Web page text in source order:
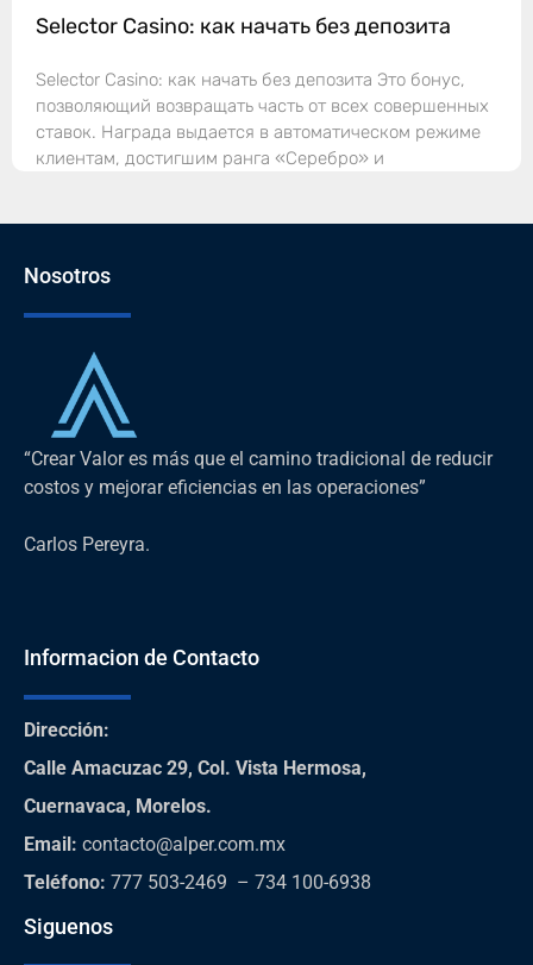
Selector Casino: как начать без депозита
Selector Casino: как начать без депозита Это бонус,
позволяющий возвращать часть от всех совершенных
ставок. Награда выдается в автоматическом режиме
клиентам, достигшим ранга «Серебро» и
Nosotros
“Crear Valor es más que el camino tradicional de reducir
costos y mejorar eficiencias en las operaciones”
Carlos Pereyra.
Informacion de Contacto
Dirección:
Calle Amacuzac 29, Col. Vista Hermosa,
Cuernavaca, Morelos.
Email: contacto@alper.com.mx
Teléfono: 777 503-2469 – 734 100-6938
Siguenos